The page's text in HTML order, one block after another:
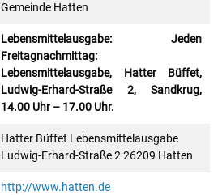
Gemeinde Hatten
Lebensmittelausgabe: Jeden
Freitagnachmittag:
Lebensmittelausgabe, Hatter Büffet,
Ludwig-Erhard-Straße 2, Sandkrug,
14.00 Uhr – 17.00 Uhr.
Hatter Büffet Lebensmittelausgabe
Ludwig-Erhard-Straße 2 26209 Hatten
http://www.hatten.de